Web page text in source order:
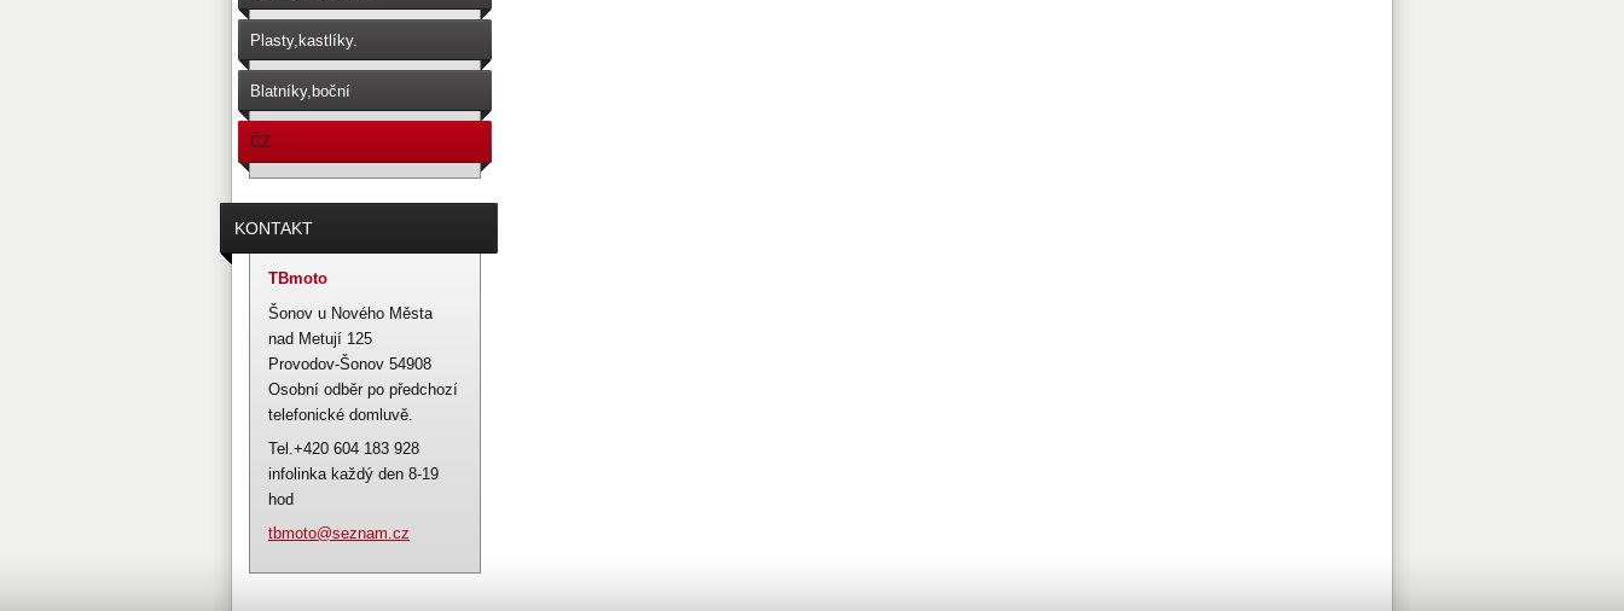
Plasty,kastlíky.
Blatníky,boční
schránky,sedačky.
ČZ
476,477,487,488,471,472,482,481
KONTAKT
TBmoto
Šonov u Nového Města
nad Metují 125
Provodov-Šonov 54908
Osobní odběr po předchozí
telefonické domluvě.
Tel.+420 604 183 928
infolinka každý den 8-19
hod
tbmoto@seznam.cz